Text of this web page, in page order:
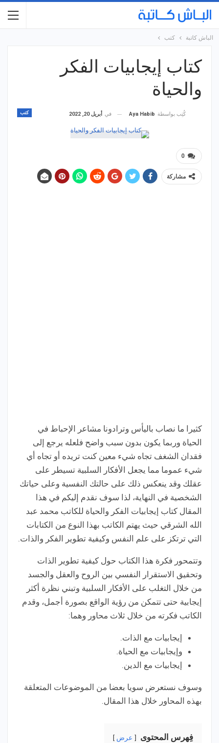
الباش كاتبة كتب
كتاب إيجابيات الفكر
والحياة
كتب كُتِب بواسطة Aya Habib في أبريل 20, 2022
0
مشاركة
كثيرا ما نصاب باليأس وترادونا مشاعر الإحباط في
الحياة وربما يكون بدون سبب واضح فلعله يرجع إلى
فقدان الشغف تجاه شيء معين كنت تريده أو تجاه أي
شيء عموما مما يجعل الأفكار السلبية تسيطر على
عقلك وقد ينعكس ذلك على حالتك النفسية وعلى حياتك
الشخصية في النهاية، لذا سوف نقدم إليكم في هذا
المقال كتاب إيجابيات الفكر والحياة للكاتب محمد عبد
الله الشرقي حيث يهتم الكاتب بهذا النوع من الكتابات
التي ترتكز على علم النفس وكيفية تطوير الفكر والذات.
وتتمحور فكرة هذا الكتاب حول كيفية تطوير الذات
وتحقيق الاستقرار النفسي بين الروح والعقل والجسد
من خلال التغلب على الأفكار السلبية وتبني نظرة أكثر
إيجابية حتى تتمكن من رؤية الواقع بصورة أجمل، وقدم
الكاتب فكرته من خلال ثلاث محاور وهما:
إيجابيات مع الذات.
وإيجابيات مع الحياة.
إيجابيات مع الدين.
وسوف نستعرض سويا بعضا من الموضوعات المتعلقة
بهذه المحاور خلال هذا المقال.
فِهرس المحتوى عرض